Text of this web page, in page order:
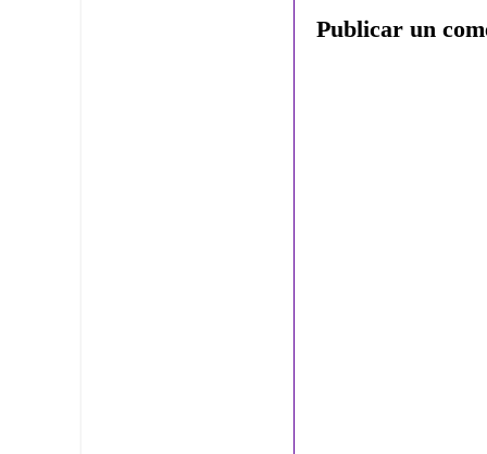
Publicar un